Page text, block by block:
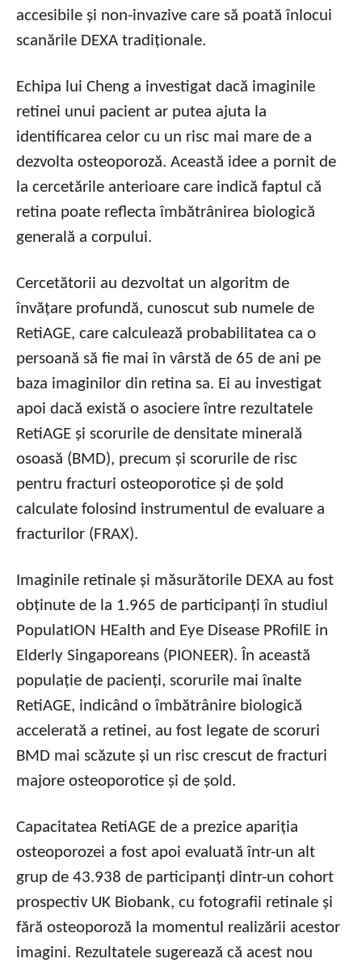
accesibile și non-invazive care să poată înlocui
scanările DEXA tradiționale.
Echipa lui Cheng a investigat dacă imaginile
retinei unui pacient ar putea ajuta la
identificarea celor cu un risc mai mare de a
dezvolta osteoporoză. Această idee a pornit de
la cercetările anterioare care indică faptul că
retina poate reflecta îmbătrânirea biologică
generală a corpului.
Cercetătorii au dezvoltat un algoritm de
învățare profundă, cunoscut sub numele de
RetiAGE, care calculează probabilitatea ca o
persoană să fie mai în vârstă de 65 de ani pe
baza imaginilor din retina sa. Ei au investigat
apoi dacă există o asociere între rezultatele
RetiAGE și scorurile de densitate minerală
osoasă (BMD), precum și scorurile de risc
pentru fracturi osteoporotice și de șold
calculate folosind instrumentul de evaluare a
fracturilor (FRAX).
Imaginile retinale și măsurătorile DEXA au fost
obținute de la 1.965 de participanți în studiul
PopulatION HEalth and Eye Disease PRofilE in
Elderly Singaporeans (PIONEER). În această
populație de pacienți, scorurile mai înalte
RetiAGE, indicând o îmbătrânire biologică
accelerată a retinei, au fost legate de scoruri
BMD mai scăzute și un risc crescut de fracturi
majore osteoporotice și de șold.
Capacitatea RetiAGE de a prezice apariția
osteoporozei a fost apoi evaluată într-un alt
grup de 43.938 de participanți dintr-un cohort
prospectiv UK Biobank, cu fotografii retinale și
fără osteoporoză la momentul realizării acestor
imagini. Rezultatele sugerează că acest nou